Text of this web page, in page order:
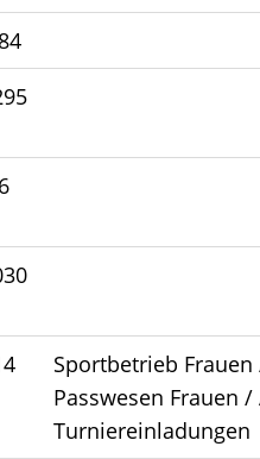
Sportbetrieb
Passwesen Frauen
Turniereinladungen